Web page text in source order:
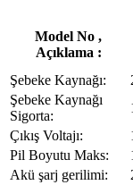
Model No ,
Açıklama :
Şebeke Kaynağı:
Şebeke Kaynağı
Sigorta:
Çıkış Voltajı:
Pil Boyutu Maks:
Akü şarj gerilimi: